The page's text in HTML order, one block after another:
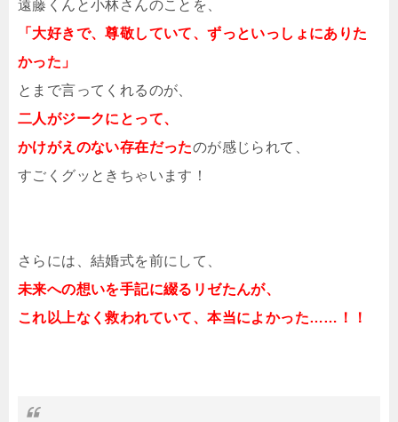
遠藤くんと小林さんのことを、
「大好きで、尊敬していて、ずっといっしょにありた
かった」
とまで言ってくれるのが、
二人がジークにとって、
かけがえのない存在だったのが感じられて、
すごくグッときちゃいます！
さらには、結婚式を前にして、
未来への想いを手記に綴るリゼたんが、
これ以上なく救われていて、本当によかった……！！